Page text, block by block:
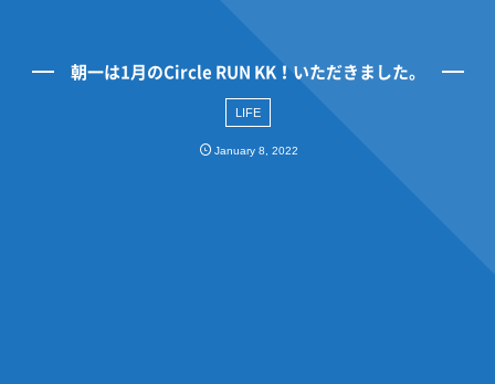
朝一は1月のCircle RUN KK！いただきました。
LIFE
January 8,2022